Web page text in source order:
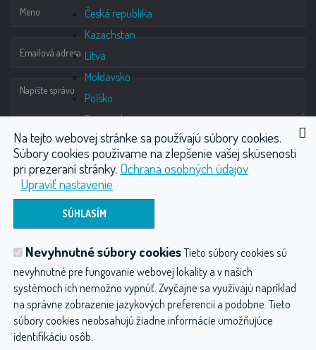
Česká republika
Kazachstan
Litva
Moldavsko
Poľsko
Rumunsko
Ruská federácia
Srbsko
Ukrajina
Vodoliečba Wellness
Plynové injekcie CO2
Fyzioterapia
Kompresory
Ostatné produkty
Hydroterapia balneológia a balneotechnika
Na tejto webovej stránke sa používajú súbory cookies.
Súbory cookies používame na zlepšenie vašej skúsenosti
pri prezeraní stránky. Ochrana osobných údajov
Upraviť nastavenie
Nevyhnutné súbory cookiesTieto súbory cookies sú
nevyhnutné pre fungovanie webovej lokality a v našich
systémoch ich nemožno vypnúť. Zvyčajne sa využívajú napríklad
na správne zobrazenie jazykových preferencií a podobne. Tieto
súbory cookies neobsahujú žiadne informácie umožňujúce
identifikáciu osôb.